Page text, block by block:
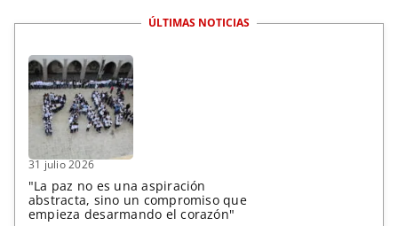
ÚLTIMAS NOTICIAS
31 julio 2026
"La paz no es una aspiración
abstracta, sino un compromiso que
empieza desarmando el corazón"